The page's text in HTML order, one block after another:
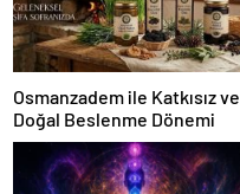
Osmanzadem ile Katkısız ve
Doğal Beslenme Dönemi